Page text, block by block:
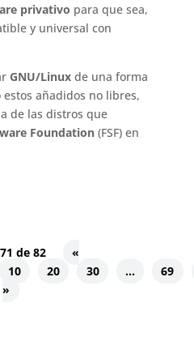
privativo para que sea,
y universal con
GNU/Linuxde una forma
añadidos no libres,
de las distros que
Foundation(FSF) en
de 82
«
10 20 30 ...
69
»